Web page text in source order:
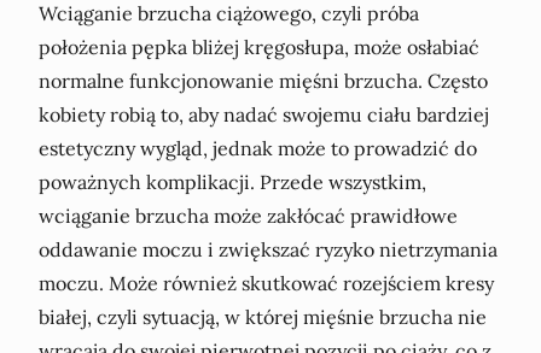
Wciąganie brzucha ciążowego, czyli próba
położenia pępka bliżej kręgosłupa, może osłabiać
normalne funkcjonowanie mięśni brzucha. Często
kobiety robią to, aby nadać swojemu ciału bardziej
estetyczny wygląd, jednak może to prowadzić do
poważnych komplikacji. Przede wszystkim,
wciąganie brzucha może zakłócać prawidłowe
oddawanie moczu i zwiększać ryzyko nietrzymania
moczu. Może również skutkować rozejściem kresy
białej, czyli sytuacją, w której mięśnie brzucha nie